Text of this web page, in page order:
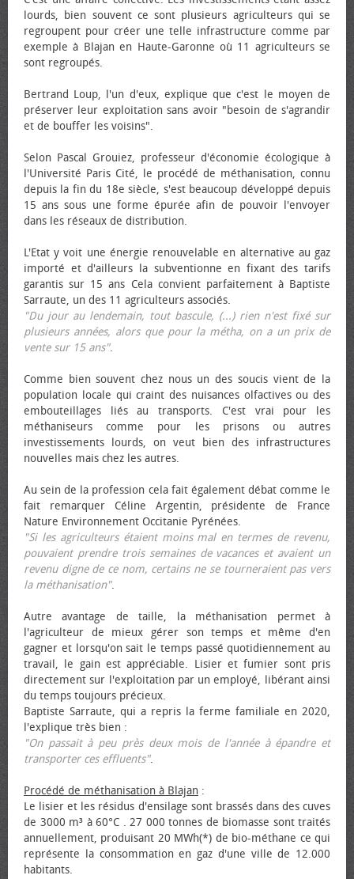
lourds, bien souvent ce sont plusieurs agriculteurs qui se
regroupent pour créer une telle infrastructure comme par
exemple à Blajan en Haute-Garonne où 11 agriculteurs se
sont regroupés.
Bertrand Loup, l'un d'eux, explique que c'est le moyen de
préserver leur exploitation sans avoir "besoin de s'agrandir
et de bouffer les voisins".
Selon Pascal Grouiez, professeur d'économie écologique à
l'Université Paris Cité, le procédé de méthanisation, connu
depuis la fin du 18e siècle, s'est beaucoup développé depuis
15 ans sous une forme épurée afin de pouvoir l'envoyer
dans les réseaux de distribution.
L'Etat y voit une énergie renouvelable en alternative au gaz
importé et d'ailleurs la subventionne en fixant des tarifs
garantis sur 15 ans Cela convient parfaitement à Baptiste
Sarraute, un des 11 agriculteurs associés.
"Du jour au lendemain, tout bascule, (...) rien n'est fixé sur
plusieurs années, alors que pour la métha, on a un prix de
vente sur 15 ans".
Comme bien souvent chez nous un des soucis vient de la
population locale qui craint des nuisances olfactives ou des
embouteillages liés au transports. C'est vrai pour les
méthaniseurs comme pour les prisons ou autres
investissements lourds, on veut bien des infrastructures
nouvelles mais chez les autres.
Au sein de la profession cela fait également débat comme le
fait remarquer Céline Argentin, présidente de France
Nature Environnement Occitanie Pyrénées.
"Si les agriculteurs étaient moins mal en termes de revenu,
pouvaient prendre trois semaines de vacances et avaient un
revenu digne de ce nom, certains ne se tourneraient pas vers
la méthanisation".
Autre avantage de taille, la méthanisation permet à
l'agriculteur de mieux gérer son temps et même d'en
gagner et lorsqu'on sait le temps passé quotidiennement au
travail, le gain est appréciable. Lisier et fumier sont pris
directement sur l'exploitation par un employé, libérant ainsi
du temps toujours précieux.
Baptiste Sarraute, qui a repris la ferme familiale en 2020,
l'explique très bien :
"On passait à peu près deux mois de l'année à épandre et
transporter ces effluents".
Procédé de méthanisation à Blajan :
Le lisier et les résidus d'ensilage sont brassés dans des cuves
de 3000 m³ à 60°C . 27 000 tonnes de biomasse sont traités
annuellement, produisant 20 MWh(*) de bio-méthane ce qui
représente la consommation en gaz d'une ville de 12.000
habitants.